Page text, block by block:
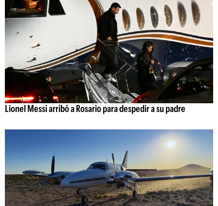
Lionel Messi arribó a Rosario para despedir a su padre